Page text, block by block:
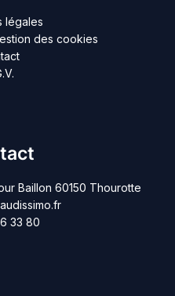
légales
des cookies
Baillon 60150 Thourotte
33 80